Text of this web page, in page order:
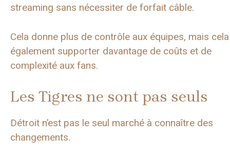
streaming sans nécessiter de forfait câble.
Cela donne plus de contrôle aux équipes, mais
également supporter davantage de coûts et de
complexité aux fans.
Les Tigres ne sont pas seuls
Détroit n’est pas le seul marché à connaître des
changements.